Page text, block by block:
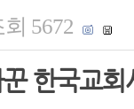
회 5672
꾼 한국교